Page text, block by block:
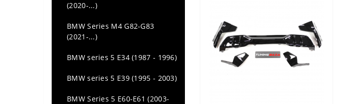
(2020-...)
BMW Series M4 G82-G83
(2021-...)
BMW series 5 E34 (1987 - 1996)
BMW series 5 E39 (1995 - 2003)
BMW Series 5 E60-E61 (2003-